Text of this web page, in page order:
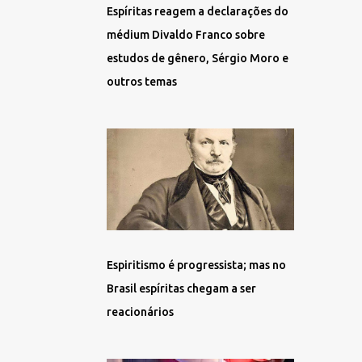
Espíritas reagem a declarações do
médium Divaldo Franco sobre
estudos de gênero, Sérgio Moro e
outros temas
Espiritismo é progressista; mas no
Brasil espíritas chegam a ser
reacionários